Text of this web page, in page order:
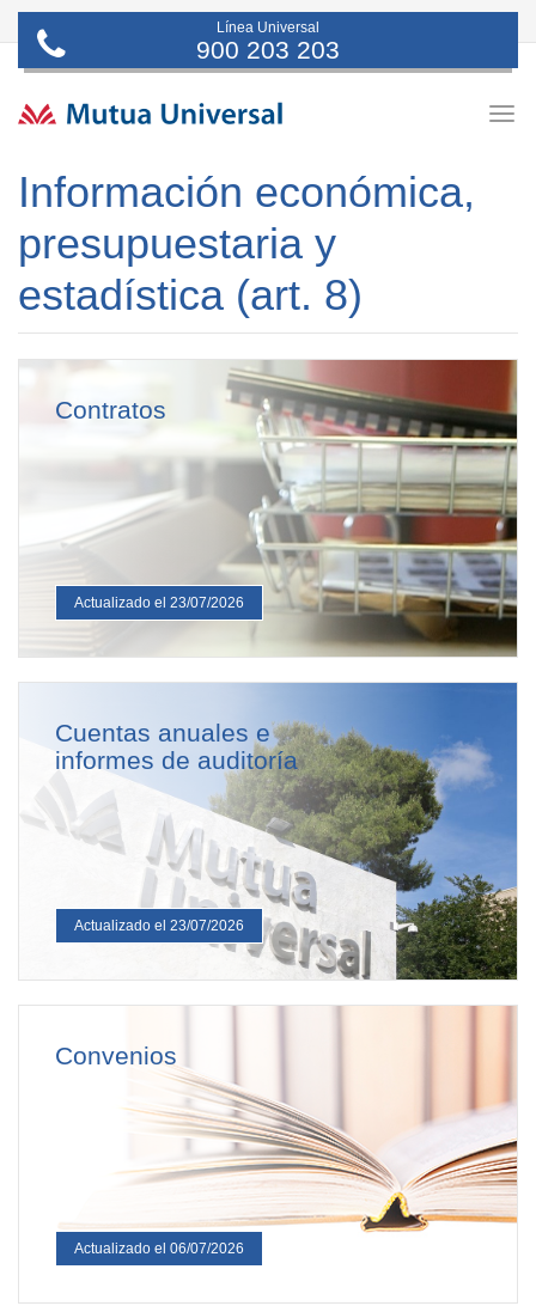
Línea Universal
900 203 203
Información económica,
presupuestaria y
estadística (art. 8)
Contratos
Actualizado el 23/07/2026
Cuentas anuales e
informes de auditoría
Actualizado el 23/07/2026
Convenios
Actualizado el 06/07/2026